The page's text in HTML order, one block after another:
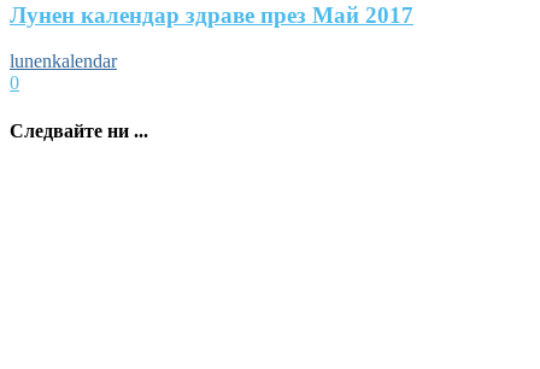
Лунен календар здраве през Май 2017
lunenkalendar
0
Следвайте ни ...